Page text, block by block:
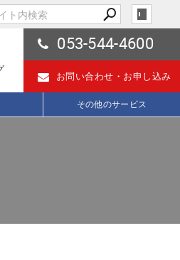
053-544-4600
お問い合わせ・ お申し込み
その他のサービス